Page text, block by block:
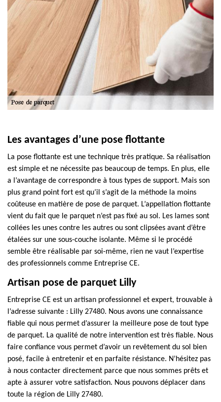
Les avantages d’une pose flottante
La pose flottante est une technique très pratique. Sa réalisation
est simple et ne nécessite pas beaucoup de temps. En plus, elle
a l’avantage de correspondre à tous types de support. Mais son
plus grand point fort est qu’il s’agit de la méthode la moins
coûteuse en matière de pose de parquet. L’appellation flottante
vient du fait que le parquet n’est pas fixé au sol. Les lames sont
collées les unes contre les autres ou sont clipsées avant d’être
étalées sur une sous-couche isolante. Même si le procédé
semble être réalisable par soi-même, rien ne vaut l’expertise
des professionnels comme Entreprise CE.
Artisan pose de parquet Lilly
Entreprise CE est un artisan professionnel et expert, trouvable à
l’adresse suivante : Lilly 27480. Nous avons une connaissance
fiable qui nous permet d’assurer la meilleure pose de tout type
de parquet. La qualité de notre intervention est très fiable. Nous
faire confiance vous permet d’avoir un revêtement du sol bien
posé, facile à entretenir et en parfaite résistance. N’hésitez pas
à nous contacter directement parce que nous sommes prêts et
apte à assurer votre satisfaction. Nous pouvons déplacer dans
toute la région de Lilly 27480.